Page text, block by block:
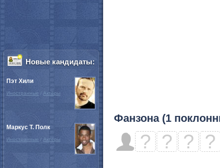
Фанзона (1
? ? ? ?
Новые кандидаты:
Пэт Хили
Иностранные / Актёры
Маркус Т. Полк
Иностранные / Актёры